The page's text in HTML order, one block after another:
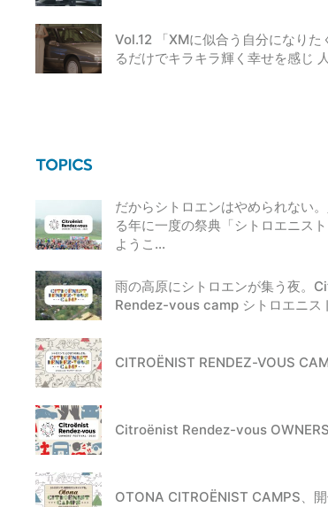
Vol.12 「XMに似合う自分になりた
るだけでキラキラ輝く幸せを感じ
だからシトロエンはやめられない
る年に一度の祭典「シトロエニス
ようこ…
雨の高原にシトロエンが集う夜。
Rendez-vous camp シトロエニス
CITROËNIST RENDEZ-VOUS
Citroënist Rendez-vous
OTONA CITROËNIST CAMPS、開